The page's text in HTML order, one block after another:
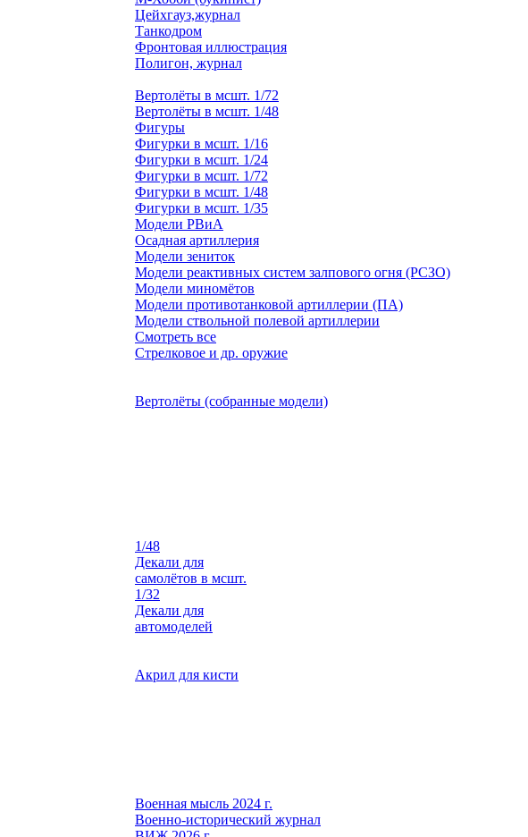
Цейхгауз,журнал
Танкодром
Фронтовая иллюстрация
Полигон, журнал
Вертолёты в мсшт. 1/72
Вертолёты в мсшт. 1/48
Фигуры
Фигурки в мсшт. 1/16
Фигурки в мсшт. 1/24
Фигурки в мсшт. 1/72
Фигурки в мсшт. 1/48
Фигурки в мсшт. 1/35
Модели РВиА
Осадная артиллерия
Модели зениток
Модели реактивных систем залпового огня (РСЗО)
Модели миномётов
Модели противотанковой артиллерии (ПА)
Модели ствольной полевой артиллерии
Смотреть все
Стрелковое и др. оружие
Вертолёты (собранные модели)
1/48
Декали для
самолётов в мсшт.
1/32
Декали для
автомоделей
Акрил для кисти
Военная мысль 2024 г.
Военно-исторический журнал